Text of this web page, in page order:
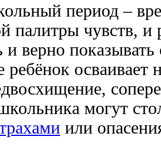
период –
палитры чувств, и
и верно
ребёнок осваивает
могут
или